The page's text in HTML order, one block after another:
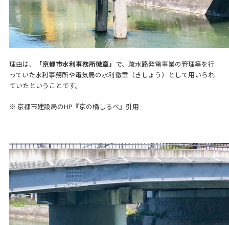
理由は、 「京都市水利事務所徽章」 で、疏水路発電事業の管理等を行
っていた水利事務所や電気局の水利徽章（きしょう）として用いられ
ていたということです。
※ 京都市建設局のHP『京の橋しるべ』引用